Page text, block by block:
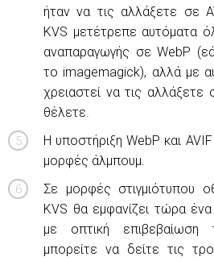
ήταν να τις αλλάξετε σε
KVS μετέτρεπε αυτόματα
αναπαραγωγής σε WebP
το imagemagick), αλλά με
χρειαστεί να τις αλλάξετε
θέλετε.
Η υποστήριξη WebP και
μορφές άλμπουμ.
Σε μορφές στιγμιότυπου
KVS θα εμφανίζει τώρα
με οπτική
μπορείτε να δείτε τις